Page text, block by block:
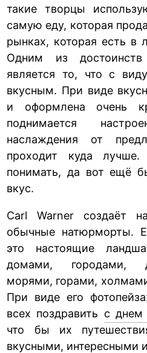
такие творцы
самую еду, которая
рынках, которая есть в
Одним из достоинств
является то, что с
вкусным. При виде
и оформлена очень
поднимается
наслаждения от
проходит куда
понимать, да вот ещё
вкус.
Carl Warner создаёт
обычные натюрморты.
это настоящие
домами, городами,
морями, горами,
При виде его
всех поздравить с днем
что бы их
вкусными, интересными